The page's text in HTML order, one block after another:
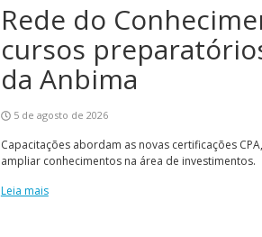
Rede do
cursos
da Anbima
5 de agosto de 2026
Capacitações abordam as novas certificações
ampliar conhecimentos na área de investimentos.
Leia mais